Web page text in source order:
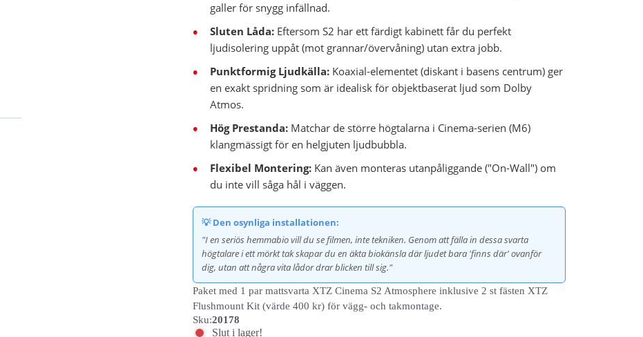
galler för snygg infällnad.
Sluten Låda: Eftersom S2 har ett färdigt kabinett får du perfekt
ljudisolering uppåt (mot grannar/övervåning) utan extra jobb.
Punktformig Ljudkälla: Koaxial-elementet (diskant i basens centrum) ger
en exakt spridning som är idealisk för objektbaserat ljud som Dolby
Atmos.
Hög Prestanda: Matchar de större högtalarna i Cinema-serien (M6)
klangmässigt för en helgjuten ljudbubbla.
Flexibel Montering: Kan även monteras utanpåliggande ("On-Wall") om
du inte vill såga hål i väggen.
💡 Den osynliga installationen:
"I en seriös hemmabio vill du se filmen, inte tekniken. Genom att fälla in dessa svarta
högtalare i ett mörkt tak skapar du en äkta biokänsla där ljudet bara 'finns där' ovanför
dig, utan att några vita lådor drar blicken till sig."
Paket med 1 par mattsvarta XTZ Cinema S2 Atmosphere inklusive 2 st fästen XTZ
Flushmount Kit (värde 400 kr) för vägg- och takmontage.
Sku:20178
Slut i lager!